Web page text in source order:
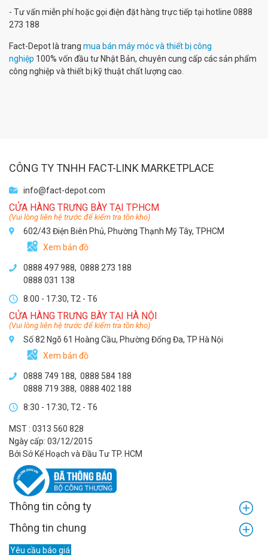
- Tư vấn miễn phí hoặc gọi điện đặt hàng trực tiếp tại hotline 0888
273 188
Fact-Depot là trang mua bán máy móc và thiết bị công
nghiệp 100% vốn đầu tư Nhật Bản, chuyên cung cấp các sản phẩm
công nghiệp và thiết bị kỹ thuật chất lượng cao.
CÔNG TY TNHH FACT-LINK MARKETPLACE
info@fact-depot.com
CỬA HÀNG TRƯNG BÀY TẠI TP.HCM
(Vui lòng liên hệ trước để kiểm tra tồn kho)
602/43 Điện Biên Phủ, Phường Thạnh Mỹ Tây, TPHCM
Xem bản đồ
0888 497 988, 0888 273 188
0888 031 138
8:00 - 17:30, T2 - T6
CỬA HÀNG TRƯNG BÀY TẠI HÀ NỘI
(Vui lòng liên hệ trước để kiểm tra tồn kho)
Số 82 Ngõ 61 Hoàng Cầu, Phường Đống Đa, TP Hà Nội
Xem bản đồ
0888 749 188, 0888 584 188
0888 719 388, 0888 402 188
8:30 - 17:30, T2 - T6
MST : 0313 560 828
Ngày cấp: 03/12/2015
Bởi Sở Kế Hoạch và Đầu Tư TP. HCM
Thông tin công ty
Thông tin chung
Yêu cầu báo giá